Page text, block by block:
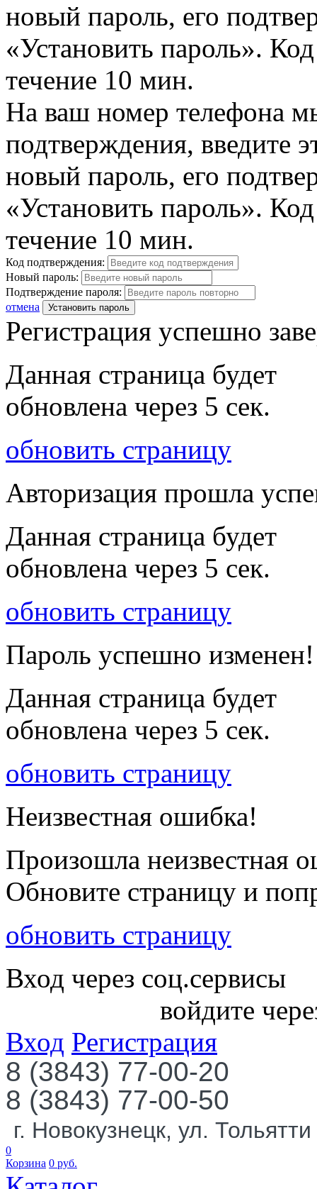
новый пароль, его
«Установить пароль».
течение 10 мин.
На ваш номер телефона
подтверждения, введите
новый пароль, его
«Установить пароль».
течение 10 мин.
Код подтверждения:
Новый пароль:
Подтверждение пароля:
отмена
Установить пароль
Регистрация успешно
Данная страница будет
обновлена через 5 сек.
обновить страницу
Авторизация прошла
Данная страница будет
обновлена через 5 сек.
обновить страницу
Пароль успешно изменен!
Данная страница будет
обновлена через 5 сек.
обновить страницу
Неизвестная ошибка!
Произошла неизвестная
Обновите страницу и
обновить страницу
Вход через соц.сервисы
войдите
Вход Регистрация
8 (3843) 77-00-20
8 (3843) 77-00-50
г. Новокузнецк, ул.
0
Корзина 0 руб.